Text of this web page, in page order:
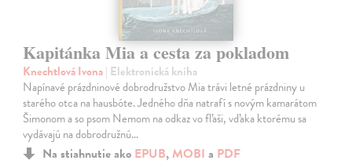
Kapitánka Mia a cesta za pokladom
Knechtlová Ivona| Elektronická kniha
Napínavé prázdninové dobrodružstvo Mia trávi letné prázdniny u
starého otca na hausbóte. Jedného dňa natrafí s novým kamarátom
Šimonom a so psom Nemom na odkaz vo fľaši, vďaka ktorému sa
vydávajú na dobrodružnú…
Na stiahnutie ako EPUB, MOBI a PDF